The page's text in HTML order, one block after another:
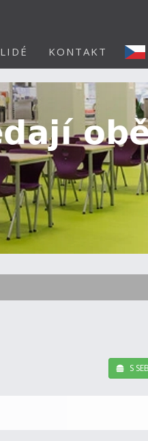
LIDÉ KONTAKT
S